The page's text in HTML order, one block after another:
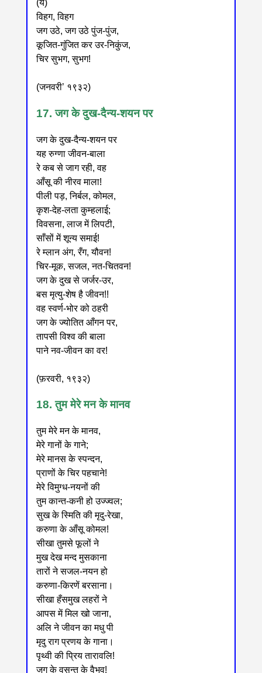
(ये)
विहग, विहग
जग उठे, जग उठे पुंज-पुंज,
कूजित-गुंजित कर उर-निकुंज,
चिर सुभग, सुभग!
(जनवरी’ १९३२)
17. जग के दुख-दैन्य-शयन पर
जग के दुख-दैन्य-शयन पर
यह रुग्णा जीवन-बाला
रे कब से जाग रही, वह
आँसू की नीरव माला!
पीली पड़, निर्बल, कोमल,
कृश-देह-लता कुम्हलाई;
विवसना, लाज में लिपटी,
साँसों में शून्य समाई!
रे म्लान अंग, रँग, यौवन!
चिर-मूक, सजल, नत-चितवन!
जग के दुख से जर्जर-उर,
बस मृत्यु-शेष है जीवन!!
वह स्वर्ण-भोर को ठहरी
जग के ज्योतित आँगन पर,
तापसी विश्व की बाला
पाने नव-जीवन का वर!
(फ़रवरी, १९३२)
18. तुम मेरे मन के मानव
तुम मेरे मन के मानव,
मेरे गानों के गाने;
मेरे मानस के स्पन्दन,
प्राणों के चिर पहचाने!
मेरे विमुग्ध-नयनों की
तुम कान्त-कनी हो उज्ज्वल;
सुख के स्मिति की मृदु-रेखा,
करुणा के आँसू कोमल!
सीखा तुमसे फूलों ने
मुख देख मन्द मुसकाना
तारों ने सजल-नयन हो
करुणा-किरणें बरसाना।
सीखा हँसमुख लहरों ने
आपस में मिल खो जाना,
अलि ने जीवन का मधु पी
मृदु राग प्रणय के गाना।
पृथ्वी की प्रिय तारावलि!
जग के वसन्त के वैभव!